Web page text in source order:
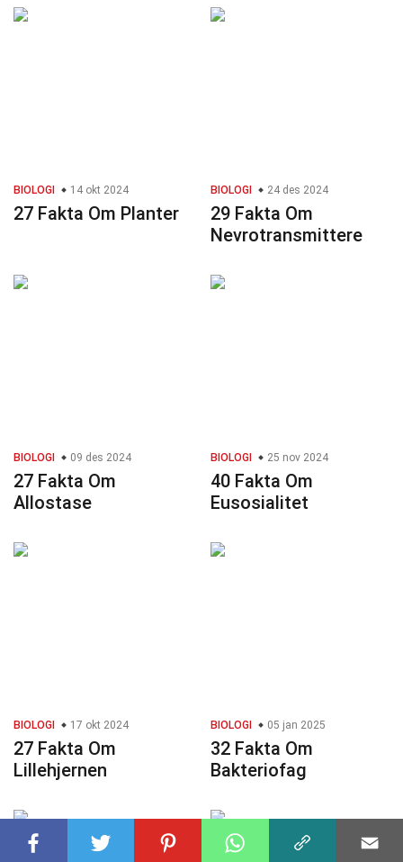
BIOLOGI 14 okt 2024
27 Fakta Om Planter
BIOLOGI 24 des 2024
29 Fakta Om
Nevrotransmittere
BIOLOGI 09 des 2024
27 Fakta Om
Allostase
BIOLOGI 25 nov 2024
40 Fakta Om
Eusosialitet
BIOLOGI 17 okt 2024
27 Fakta Om
Lillehjernen
BIOLOGI 05 jan 2025
32 Fakta Om
Bakteriofag